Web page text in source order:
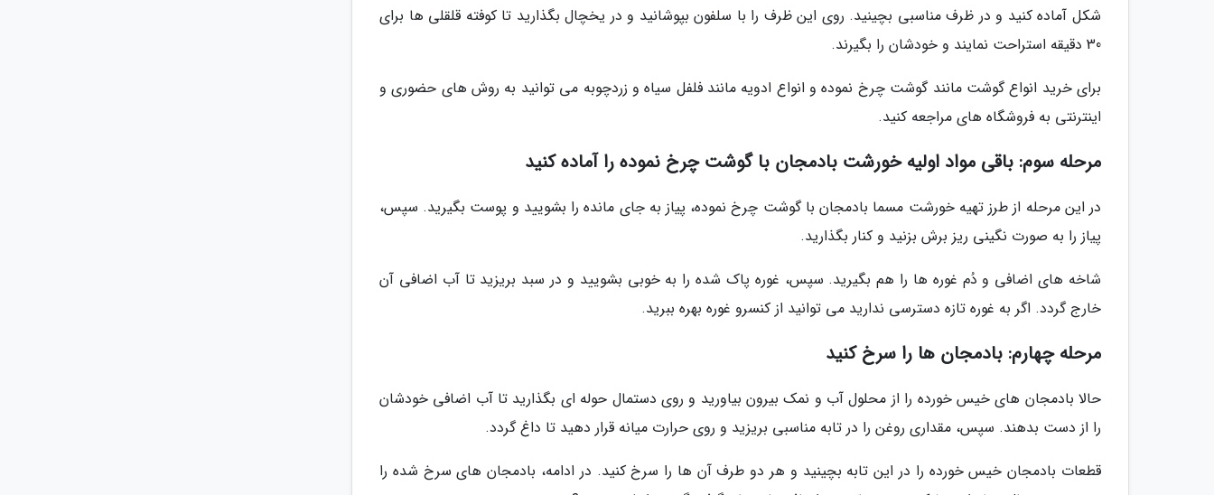
شکل آماده کنید و در ظرف مناسبی بچینید. روی این ظرف را با سلفون بپوشانید و در یخچال بگذارید تا کوفته قلقلی ها برای
30 دقیقه استراحت نمایند و خودشان را بگیرند.
برای خرید انواع گوشت مانند گوشت چرخ نموده و انواع ادویه مانند فلفل سیاه و زردچوبه می توانید به روش های حضوری و
اینترنتی به فروشگاه های مراجعه کنید.
مرحله سوم: باقی مواد اولیه خورشت بادمجان با گوشت چرخ نموده را آماده کنید
در این مرحله از طرز تهیه خورشت مسما بادمجان با گوشت چرخ نموده، پیاز به جای مانده را بشویید و پوست بگیرید. سپس،
پیاز را به صورت نگینی ریز برش بزنید و کنار بگذارید.
شاخه های اضافی و دُم غوره ها را هم بگیرید. سپس، غوره پاک شده را به خوبی بشویید و در سبد بریزید تا آب اضافی آن
خارج گردد. اگر به غوره تازه دسترسی ندارید می توانید از کنسرو غوره بهره ببرید.
مرحله چهارم: بادمجان ها را سرخ کنید
حالا بادمجان های خیس خورده را از محلول آب و نمک بیرون بیاورید و روی دستمال حوله ای بگذارید تا آب اضافی خودشان
را از دست بدهند. سپس، مقداری روغن را در تابه مناسبی بریزید و روی حرارت میانه قرار دهید تا داغ گردد.
قطعات بادمجان خیس خورده را در این تابه بچینید و هر دو طرف آن ها را سرخ کنید. در ادامه، بادمجان های سرخ شده را